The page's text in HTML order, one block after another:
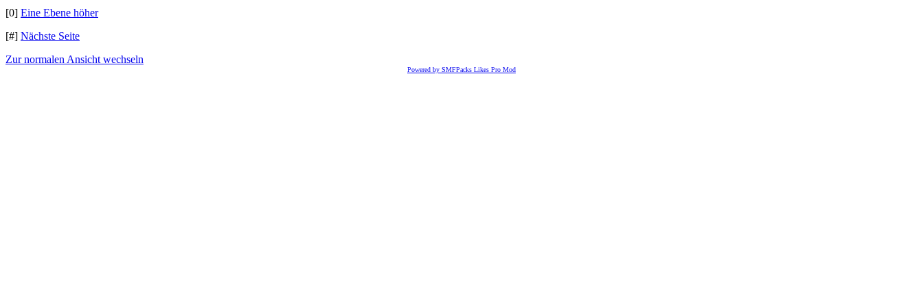
[0] Eine Ebene höher
[#] Nächste Seite
Zur normalen Ansicht wechseln
Powered by SMFPacks Likes Pro Mod